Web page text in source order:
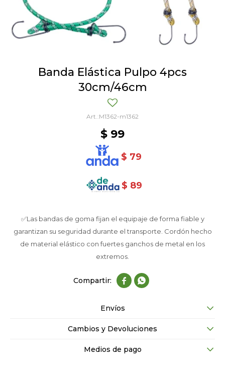
Banda Elástica Pulpo 4pcs
30cm/46cm
M1362-m1362
$ 99
$ 79
$ 89
✅Las bandas de goma fijan el equipaje de forma fiable y
garantizan su seguridad durante el transporte. Cordón hecho
de material elástico con fuertes ganchos de metal en los
extremos.
 
Envíos
Cambios y Devoluciones
Medios de pago